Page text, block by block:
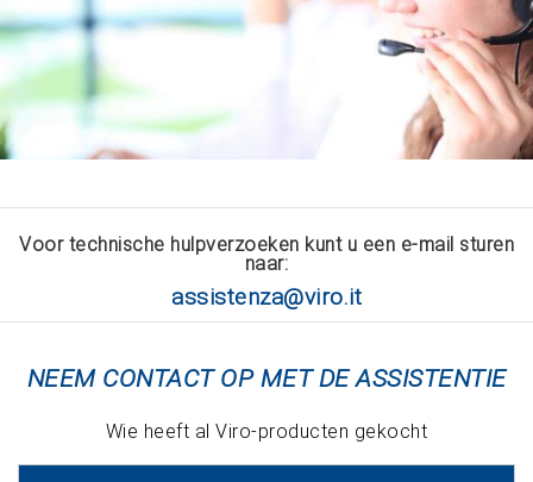
Voor technische hulpverzoeken kunt u een e-mail sturen
naar:
assistenza@viro.it
NEEM CONTACT OP MET DE ASSISTENTIE
Wie heeft al Viro-producten gekocht